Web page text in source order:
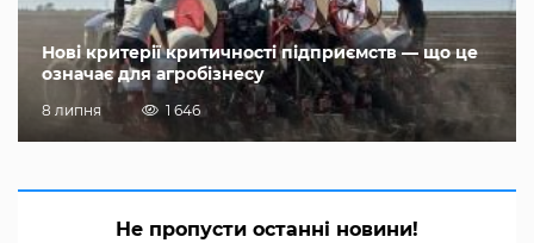
Нові критерії критичності підприємств — що це
означає для агробізнесу
8 липня 1 646
Не пропусти останні новини!